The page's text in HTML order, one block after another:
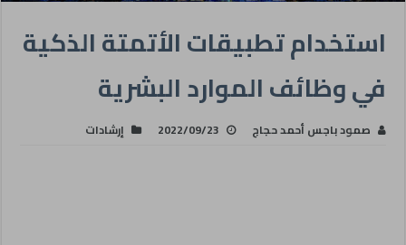
استخدام تطبيقات الأتمتة الذكية
في وظائف الموارد البشرية
صمود باجس أحمد حجاج 2022/09/23 إرشادات